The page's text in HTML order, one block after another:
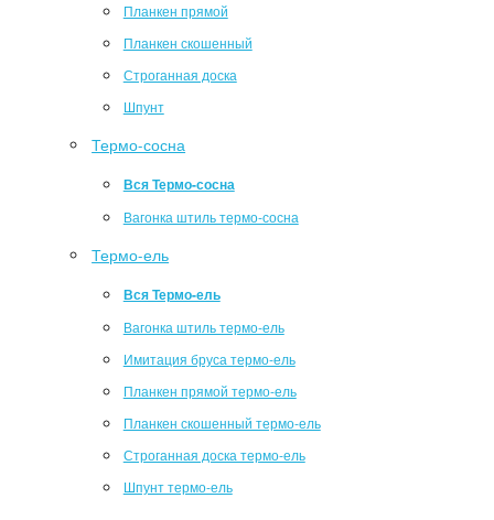
Планкен прямой
Планкен скошенный
Строганная доска
Шпунт
Термо-сосна
Вся Термо-сосна
Вагонка штиль термо-сосна
Термо-ель
Вся Термо-ель
Вагонка штиль термо-ель
Имитация бруса термо-ель
Планкен прямой термо-ель
Планкен скошенный термо-ель
Строганная доска термо-ель
Шпунт термо-ель